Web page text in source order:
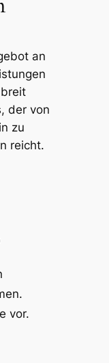
an
der von
zu
reicht.
vor.